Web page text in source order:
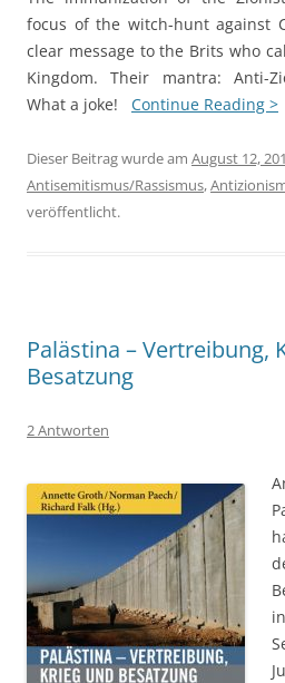
focus of the witch-hunt against
clear message to the Brits who
Kingdom. Their mantra: Anti-
What a joke! Continue Reading >
Dieser Beitrag wurde am August 12,
Antisemitismus/Rassismus,
veröffentlicht.
Palästina – Vertreibung,
Besatzung
2 Antworten